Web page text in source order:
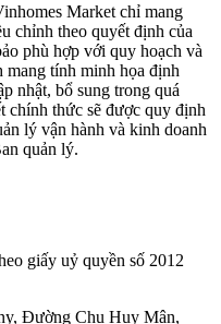
Market chỉ mang
chỉnh theo quyết định của
phù hợp với quy hoạch và
tính minh họa định
nhật, bổ sung trong quá
chính thức sẽ được quy định
lý vận hành và kinh doanh
quản lý.
giấy uỷ quyền số 2012
Đường Chu Huy Mân,